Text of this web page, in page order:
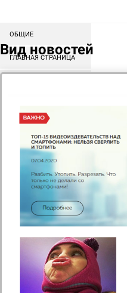
ОБЩИЕ
ГЛАВНАЯ СТРАНИЦА
Вид новостей
ГЛАВНАЯ
НОВОСТИ
ВАЖНО
ТОП-15
ВИДЕОИЗДЕВАТЕЛЬСТВ
НАД СМАРТФОНАМИ:
НЕЛЬЗЯ СВЕРЛИТЬ И
ТОПИТЬ